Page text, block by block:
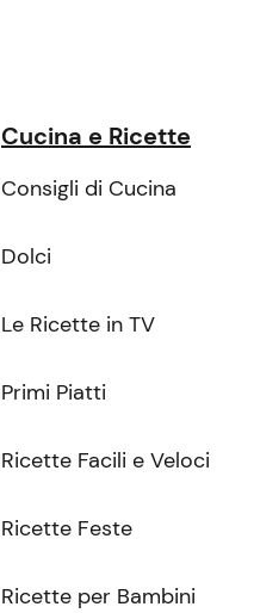
Cucina e Ricette
Consigli di Cucina
Dolci
Le Ricette in TV
Primi Piatti
Ricette Facili e Veloci
Ricette Feste
Ricette per Bambini